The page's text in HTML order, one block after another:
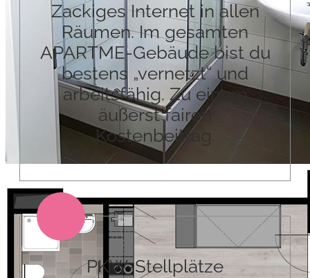
Zackiges Internet in allen
Räumen. Im gesamten
APARTME-Gebäude bist du
bestens „vernetzt“ und
arbeitsfähig. Zu einem
äußerst fairen
Kostenbeitrag.
PKW-Stellplätze